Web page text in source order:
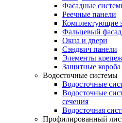
Фасадные
Реечные панели
Комплектующие
Фальцевый фасад
Окна и двери
Сэндвич панели
Элементы
Защитные
Водосточные системы
Водосточные
Водосточные
сечения
Водосточная
Профилированный